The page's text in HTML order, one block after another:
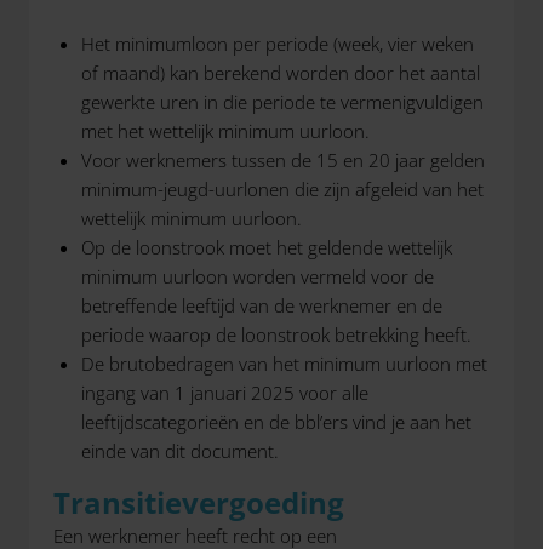
Het minimumloon per periode (week, vier weken
of maand) kan berekend worden door het aantal
gewerkte uren in die periode te vermenigvuldigen
met het wettelijk minimum uurloon.
Voor werknemers tussen de 15 en 20 jaar gelden
minimum-jeugd-uurlonen die zijn afgeleid van het
wettelijk minimum uurloon.
Op de loonstrook moet het geldende wettelijk
minimum uurloon worden vermeld voor de
betreffende leeftijd van de werknemer en de
periode waarop de loonstrook betrekking heeft.
De brutobedragen van het minimum uurloon met
ingang van 1 januari 2025 voor alle
leeftijdscategorieën en de bbl’ers vind je aan het
einde van dit document.
Transitievergoeding
Een werknemer heeft recht op een